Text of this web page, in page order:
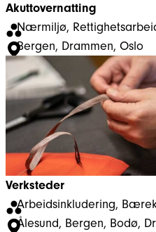
Akuttovernatting
Nærmiljø,
Bergen, Drammen, Oslo
Verksteder
Arbeidsinkludering,
Ålesund, Bergen, Bodø,